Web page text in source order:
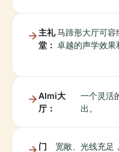
主礼
堂：
马蹄形大厅可
卓越的声学效果
Almi大
厅：
一个灵活
出。
门
宽敞、光线充足